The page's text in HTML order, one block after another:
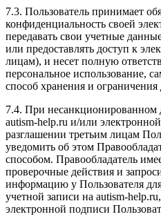
7.3. Пользователь принимает
конфиденциальность своей
передавать свои учетные
или предоставлять доступ к
лицам), и несет полную
персональное использование,
способ хранения и ограничения
7.4. При
autism-help.ru и/или
разглашении третьим лицам
уведомить об этом
способом. Правообладатель
проверочные действия и
информацию у Пользователя
учетной записи на autism-
электронной подписи